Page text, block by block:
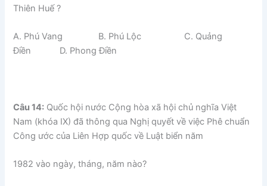
Thiên Huế ?
A. Phú Vang B. Phú Lộc C. Quảng
Điền D. Phong Điền
Câu 14: Quốc hội nước Cộng hòa xã hội chủ nghĩa Việt
Nam (khóa IX) đã thông qua Nghị quyết về việc Phê chuẩn
Công ước của Liên Hợp quốc về Luật biển năm
1982 vào ngày, tháng, năm nào?